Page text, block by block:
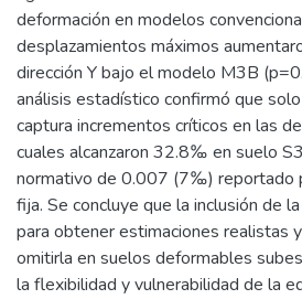
deformación en modelos
desplazamientos máximos
dirección Y bajo el modelo M3B
análisis estadístico confirmó que
captura incrementos críticos en las
cuales alcanzaron 32.8‰ en suelo
normativo de 0.007 (7‰) reportado
fija. Se concluye que la inclusión de
para obtener estimaciones realistas
omitirla en suelos deformables
la flexibilidad y vulnerabilidad de la